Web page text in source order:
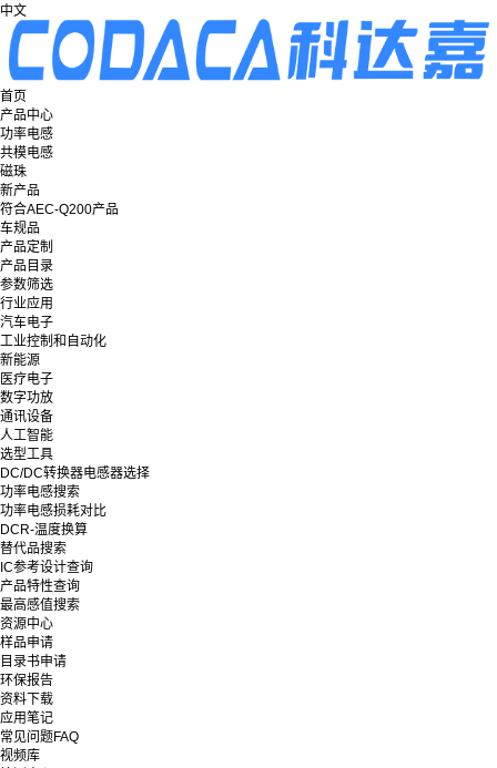
中文
首页
产品中心
功率电感
共模电感
磁珠
新产品
符合AEC-Q200产品
车规品
产品定制
产品目录
参数筛选
行业应用
汽车电子
工业控制和自动化
新能源
医疗电子
数字功放
通讯设备
人工智能
选型工具
DC/DC转换器电感器选择
功率电感搜索
功率电感损耗对比
DCR-温度换算
替代品搜索
IC参考设计查询
产品特性查询
最高感值搜索
资源中心
样品申请
目录书申请
环保报告
资料下载
应用笔记
常见问题FAQ
视频库